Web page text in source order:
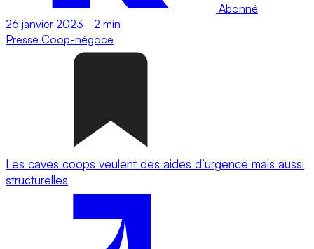
Abonné
26 janvier 2023 - 2 min
Presse Coop-négoce
Les caves coops veulent des aides d’urgence mais aussi
structurelles